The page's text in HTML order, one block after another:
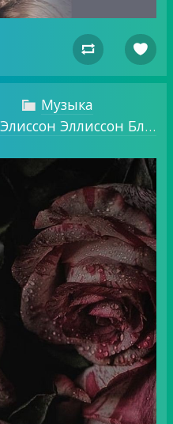
 
 Музыка
Лина Оля Луна Элиссон Эллиссон Блог о том, о чем хочу.